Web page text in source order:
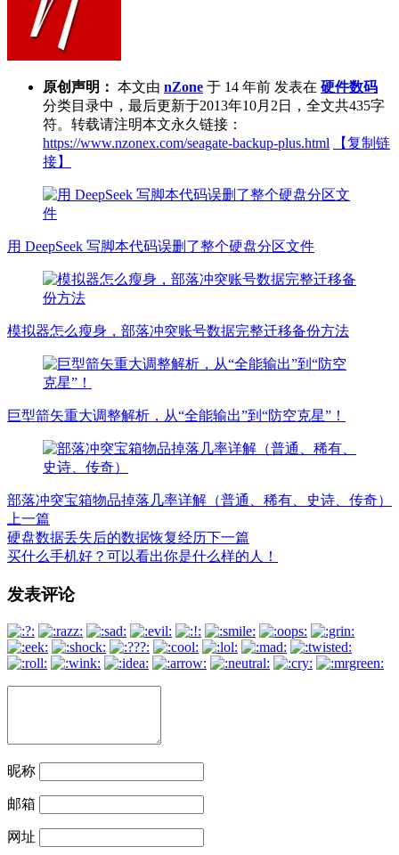
原创声明： 本文由 nZone 于 14 年前 发表在 硬件数码
分类目录中，最后更新于2013年10月2日，全文共435字
符。转载请注明本文永久链接：
https://www.nzonex.com/seagate-backup-plus.html
【复制链
接】
用 DeepSeek 写脚本代码误删了整个硬盘分区文件
模拟器怎么瘦身，部落冲突账号数据完整迁移备份方法
巨型箭矢重大调整解析，从“全能输出”到“防空克星”！
部落冲突宝箱物品掉落几率详解（普通、稀有、史诗、传奇）
上一篇
硬盘数据丢失后的数据恢复经历 下一篇
买什么手机好？可以看出你是什么样的人！
文
章
导
航
发表评论
昵称
邮箱
网址